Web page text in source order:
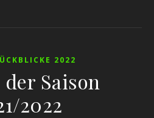
2022
Saison
2022